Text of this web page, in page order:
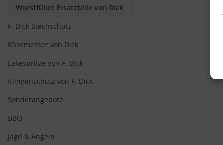
Wurstfüller Ersatzteile von Dick
F. Dick Stechschutz
Käsemesser von Dick
Lakespritze von F. Dick
Klingenschutz von F. Dick
Sonderangebote
BBQ
Jagd & Angeln